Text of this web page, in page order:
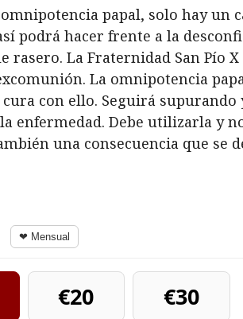
papal, solo hay un
podrá hacer frente a la
La Fraternidad San Pío
La omnipotencia
con ello. Seguirá
enfermedad. Debe utilizarla y
una consecuencia que se
❤ Mensual
€20
€30